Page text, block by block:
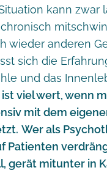
kann zwar
wieder anderen
sich die
und das
ist viel wert, wenn
mit dem
Wer als
Patienten
gerät mitunter in